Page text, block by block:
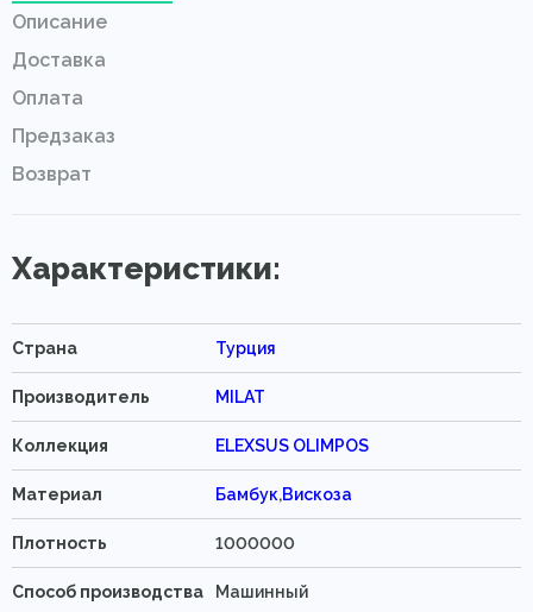
Описание
Доставка
Оплата
Предзаказ
Возврат
Характеристики:
Страна Турция
Производитель MILAT
Коллекция ELEXSUS OLIMPOS
Материал Бамбук,Вискоза
Плотность 1000000
Способ производства Машинный